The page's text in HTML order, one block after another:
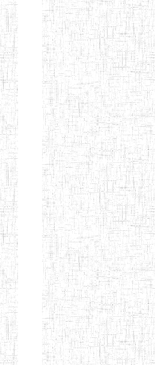
d'enseignement
normal
ENI
Chercher:
Effacer les filtres
Denomination
Type
Nature
Arrondissement